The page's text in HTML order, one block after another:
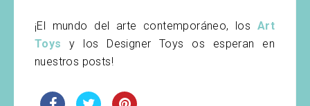
¡El mundo del arte contemporáneo, los Art
Toys y los Designer Toys os esperan en
nuestros posts!